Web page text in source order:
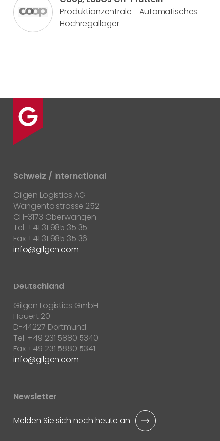
Produktionzentrale - Automatisches
Hochregallager
Schweiz / International
Gilgen Logistics AG
Wangentalstrasse 252
CH-3173 Oberwangen
Tel. +41 31 985 35 35
Fax +41 31 985 35 36
info
gilgen.com
Deutschland
Gilgen Logistics GmbH
Hauert 20
D-44227 Dortmund
Tel. +49 231 5880 5340
Fax +49 231 5880 5341
info
gilgen.com
Newsletter
Melden Sie sich noch heute an